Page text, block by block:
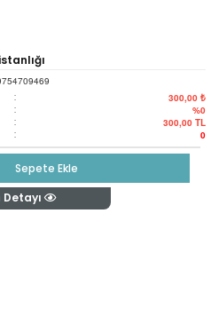
: 300,00 ₺
: %0
: 300,00 TL
: 0
Sepete Ekle
Detayı